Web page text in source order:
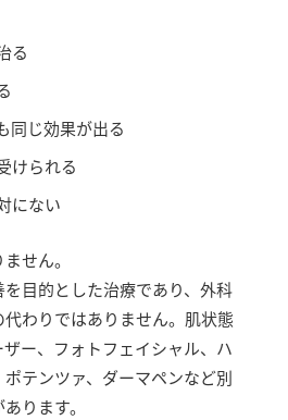
る
同じ効果が出る
けられる
にない
せん。
目的とした治療であり、外科
わりではありません。肌状態
ー、フォトフェイシャル、ハ
テンツァ、ダーマペンなど別
ります。